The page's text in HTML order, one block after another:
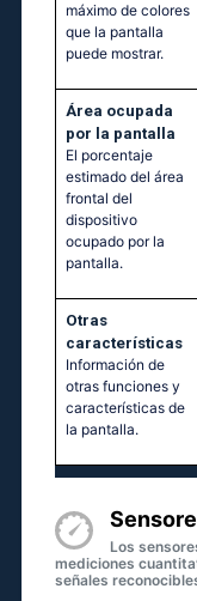
máximo de colores
que la pantalla
puede mostrar.
Área ocupada
por la pantalla
El porcentaje
estimado del área
frontal del
dispositivo
ocupado por la
pantalla.
Otras
características
Información de
otras funciones y
características de
la pantalla.
Los
mediciones
señales